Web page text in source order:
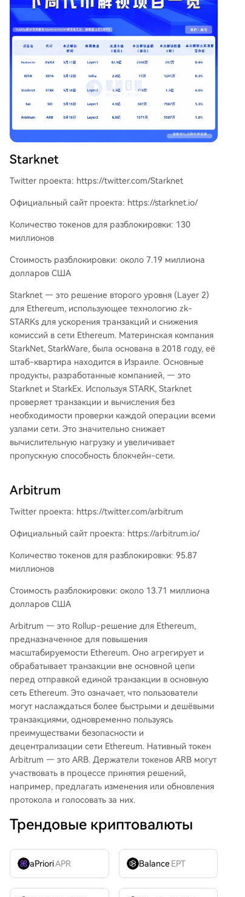
Starknet
Twitter проекта: https://twitter.com/Starknet
Официальный сайт проекта: https://starknet.io/
Количество токенов для разблокировки: 130
миллионов
Стоимость разблокировки: около 7.19 миллиона
долларов США
Starknet — это решение второго уровня (Layer 2)
для Ethereum, использующее технологию zk-
STARKs для ускорения транзакций и снижения
комиссий в сети Ethereum. Материнская компания
StarkNet, StarkWare, была основана в 2018 году, её
штаб-квартира находится в Израиле. Основные
продукты, разработанные компанией, — это
Starknet и StarkEx. Используя STARK, Starknet
проверяет транзакции и вычисления без
необходимости проверки каждой операции всеми
узлами сети. Это значительно снижает
вычислительную нагрузку и увеличивает
пропускную способность блокчейн-сети.
Arbitrum
Twitter проекта: https://twitter.com/arbitrum
Официальный сайт проекта: https://arbitrum.io/
Количество токенов для разблокировки: 95.87
миллионов
Стоимость разблокировки: около 13.71 миллиона
долларов США
Arbitrum — это Rollup-решение для Ethereum,
предназначенное для повышения
масштабируемости Ethereum. Оно агрегирует и
обрабатывает транзакции вне основной цепи
перед отправкой единой транзакции в основную
сеть Ethereum. Это означает, что пользователи
могут наслаждаться более быстрыми и дешёвыми
транзакциями, одновременно пользуясь
преимуществами безопасности и
децентрализации сети Ethereum. Нативный токен
Arbitrum — это ARB. Держатели токенов ARB могут
участвовать в процессе принятия решений,
например, предлагать изменения или обновления
протокола и голосовать за них.
Трендовые криптовалюты
aPrioriAPR Balance EPT